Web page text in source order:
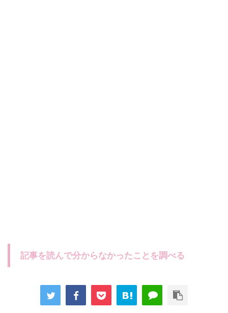
記事を読んで分からなかったことを調べる